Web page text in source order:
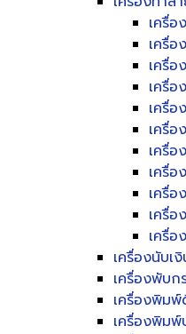
เครื่อ
เครื่อ
เครื่อ
เครื่อ
เครื่อ
เครื่อ
เครื่อ
เครื่อ
เครื่อ
เครื่อ
เครื่อ
เครื่องนับเ
เครื่องพับก
เครื่องพิม
เครื่องพิม